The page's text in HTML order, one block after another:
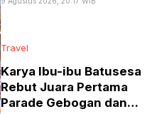
Bali di Kawasan
Travel
Karya Ibu-ibu Batusesa
Rebut Juara Pertama
Parade Gebogan dan